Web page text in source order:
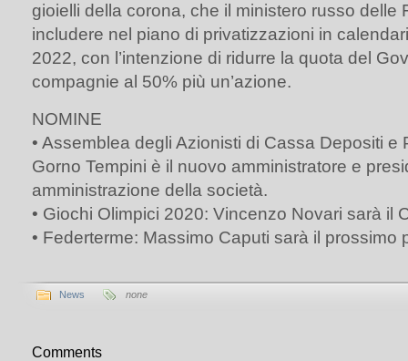
gioielli della corona, che il ministero russo delle
includere nel piano di privatizzazioni in
2022, con l’intenzione di ridurre la quota del
compagnie al 50% più un’azione.
NOMINE
• Assemblea degli Azionisti di Cassa Depositi e
Gorno Tempini è il nuovo amministratore e
amministrazione della società.
• Giochi Olimpici 2020: Vincenzo Novari sarà il
• Federterme: Massimo Caputi sarà il prossimo
News none
Comments